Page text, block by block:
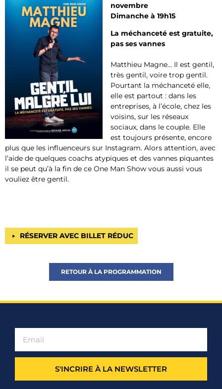
novembre
Dimanche à 19h15
La méchanceté est gratuite,
pas ses vannes
Matthieu Magne… Il est gentil,
très gentil, voire trop gentil.
Pourtant la méchanceté elle,
elle est partout : dans les
entreprises, à l’école, chez les
voisins, sur les réseaux
sociaux, dans le couple. Elle
est toujours présente, encore
plus que les influenceurs sur Instagram. Alors attention, avec
l’aide de quelques coachs atypiques et des vannes piquantes
il se peut qu’à la fin de ce One Man Show vous aussi vous
vouliez être gentil.
RÉSERVER AVEC BILLET RÉDUC
RETOUR À LA PROGRAMMATION
S'INCRIRE À LA NEWSLETTER